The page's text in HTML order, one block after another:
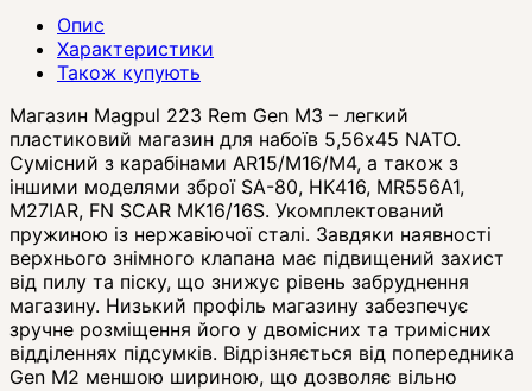
Опис
Характеристики
Також купують
Магазин Magpul 223 Rem Gen M3 – легкий
пластиковий магазин для набоїв 5,56х45 NATO.
Сумісний з карабінами AR15/M16/M4, а також з
іншими моделями зброї SA-80, HK416, MR556A1,
M27IAR, FN SCAR MK16/16S. Укомплектований
пружиною із нержавіючої сталі. Завдяки наявності
верхнього знімного клапана має підвищений захист
від пилу та піску, що знижує рівень забруднення
магазину. Низький профіль магазину забезпечує
зручне розміщення його у двомісних та тримісних
відділеннях підсумків. Відрізняється від попередника
Gen M2 меншою шириною, що дозволяє вільно